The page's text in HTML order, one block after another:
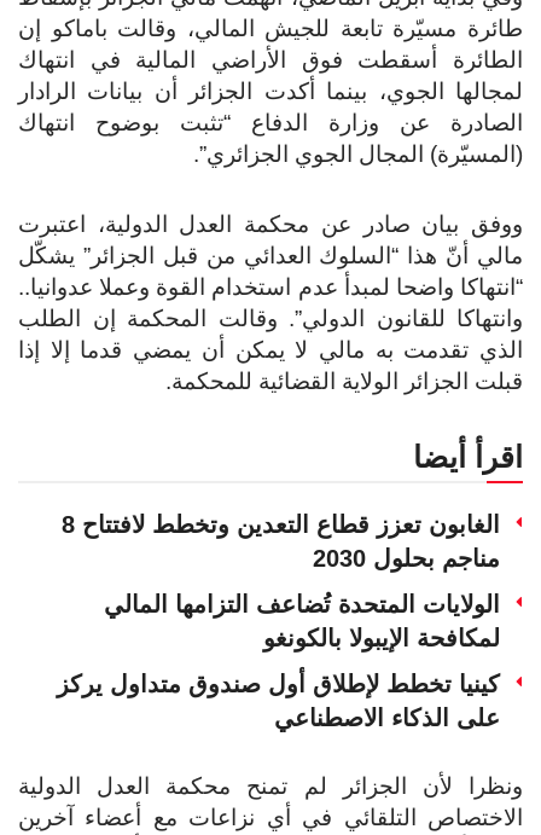
طائرة مسيّرة تابعة للجيش المالي، وقالت باماكو إن
الطائرة أسقطت فوق الأراضي المالية في انتهاك
لمجالها الجوي، بينما أكدت الجزائر أن بيانات الرادار
الصادرة عن وزارة الدفاع “تثبت بوضوح انتهاك
(المسيّرة) المجال الجوي الجزائري”.
ووفق بيان صادر عن محكمة العدل الدولية، اعتبرت
مالي أنّ هذا “السلوك العدائي من قبل الجزائر” يشكّل
“انتهاكا واضحا لمبدأ عدم استخدام القوة وعملا عدوانيا..
وانتهاكا للقانون الدولي”. وقالت المحكمة إن الطلب
الذي تقدمت به مالي لا يمكن أن يمضي قدما إلا إذا
قبلت الجزائر الولاية القضائية للمحكمة.
اقرأ أيضا
الغابون تعزز قطاع التعدين وتخطط لافتتاح 8
مناجم بحلول 2030
الولايات المتحدة تُضاعف التزامها المالي
لمكافحة الإيبولا بالكونغو
كينيا تخطط لإطلاق أول صندوق متداول يركز
على الذكاء الاصطناعي
ونظرا لأن الجزائر لم تمنح محكمة العدل الدولية
الاختصاص التلقائي في أي نزاعات مع أعضاء آخرين